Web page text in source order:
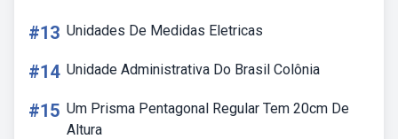
#13 Unidades De Medidas Eletricas
#14 Unidade Administrativa Do Brasil Colônia
#15 Um Prisma Pentagonal Regular Tem 20cm De
Altura